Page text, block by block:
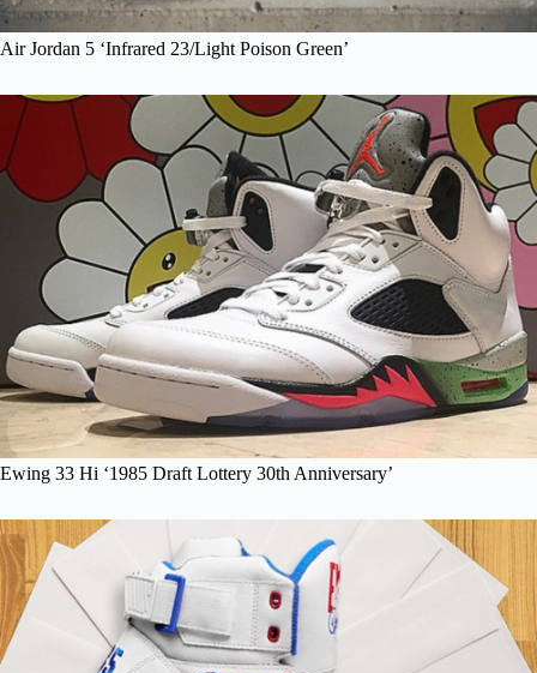
Air Jordan 5 ‘Infrared 23/Light Poison Green’
Ewing 33 Hi ‘1985 Draft Lottery 30th Anniversary’